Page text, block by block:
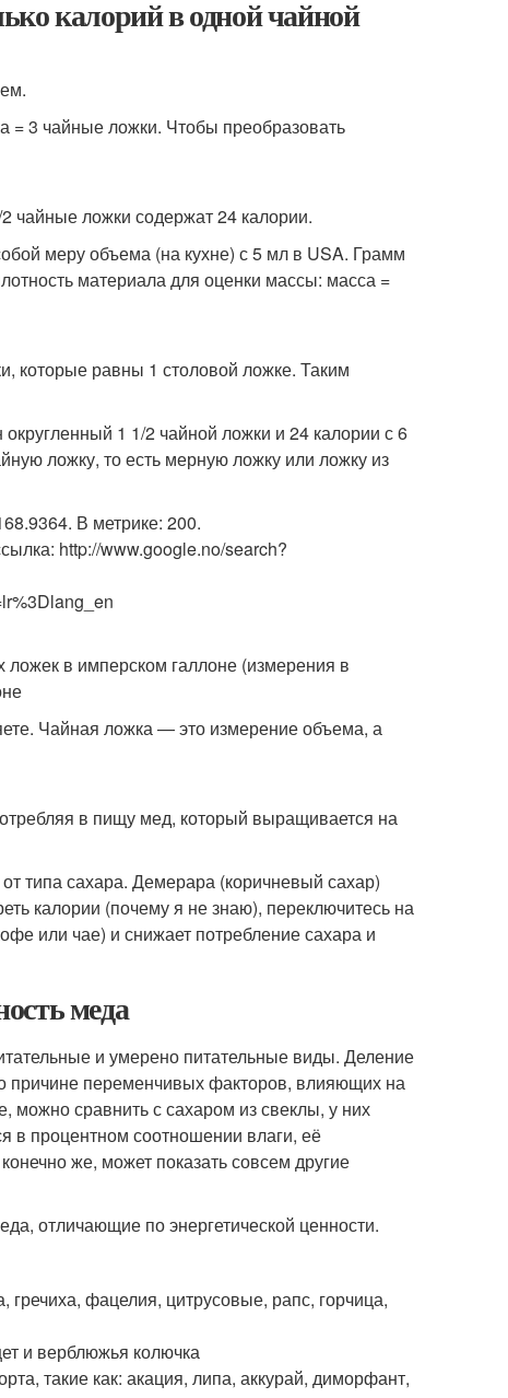
калорий в одной чайной
= 3 чайные ложки. Чтобы преобразовать
чайные ложки содержат 24 калории.
объема (на кухне) с 5 мл в USA. Грамм
материала для оценки массы: масса =
которые равны 1 столовой ложке. Таким
1 1/2 чайной ложки и 24 калории с 6
ложку, то есть мерную ложку или ложку из
В метрике: 200.
http://www.google.no/search?
в имперском галлоне (измерения в
Чайная ложка — это измерение объема, а
в пищу мед, который выращивается на
типа сахара. Демерара (коричневый сахар)
калории (почему я не знаю), переключитесь на
или чае) и снижает потребление сахара и
меда
и умерено питательные виды. Деление
причине переменчивых факторов, влияющих на
можно сравнить с сахаром из свеклы, у них
в процентном соотношении влаги, её
же, может показать совсем другие
отличающие по энергетической ценности.
фацелия, цитрусовые, рапс, горчица,
и верблюжья колючка
такие как: акация, липа, аккурай, диморфант,